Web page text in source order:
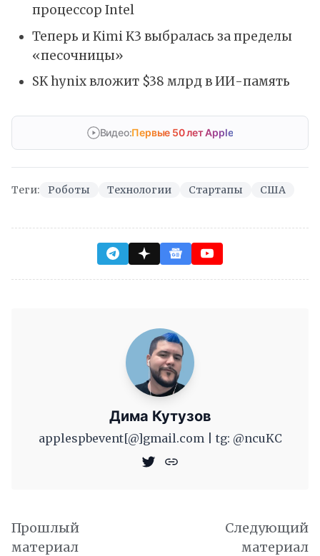
процессор Intel
Теперь и Kimi K3 выбралась за пределы
«песочницы»
SK hynix вложит $38 млрд в ИИ-память
Видео:Первые 50 лет Apple
Теги: Роботы Технологии Стартапы США
Дима Кутузов
applespbevent[@]gmail.com | tg: @ncuKC
Прошлый
материал
Следующий
материал